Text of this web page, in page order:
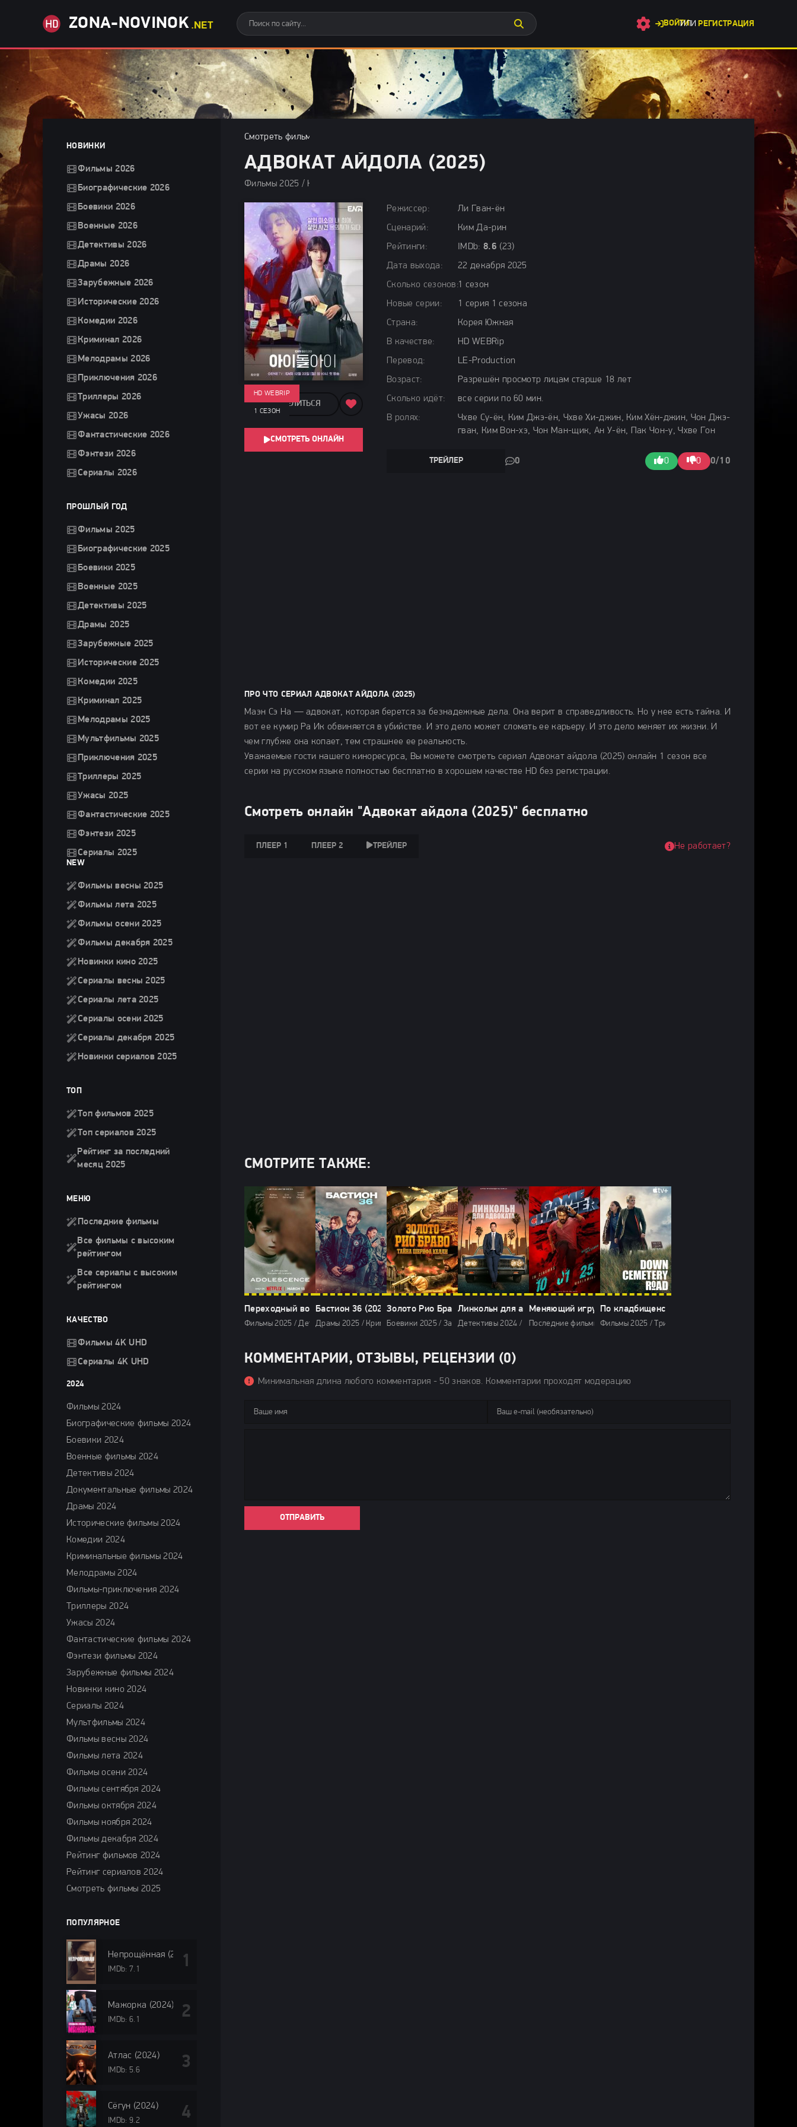
ZONA-NOVINOK .NET ВОЙТИ
ИЛИ РЕГИСТРАЦИЯ
Смотреть фильмы бесплатно
АДВОКАТ АЙДОЛА (2025)
Фильмы 2025 / Комедии 2025 / Криминальные фильмы 2025 / Мелодрамы 2025 / Сериалы 2025 / Новинки сериалов 2025 / Фильмы
Режиссер:
Ли Гван-ён
Сценарий:
Ким Да-рин
Рейтинги:
IMDb: 8.6 (23)
Дата выхода:
22 декабря 2025
Сколько сезонов:1 сезон
Новые серии:
1 серия 1 сезона
Страна:
Корея Южная
В качестве:
HD WEBRip
Перевод:
LE-Production
Возраст:
Разрешён просмотр лицам старше 18 лет
Сколько идёт:
все серии по 60 мин.
В ролях:
Чхве Су-ён, Ким Джэ-ён, Чхве Хи-джин, Ким Хён-джин, Чон Джэ-
гван, Ким Вон-хэ, Чон Ман-щик, Ан У-ён, Пак Чон-у, Чхве Гон
ТРЕЙЛЕР 0 0 0 0/10
HD WEBRIP
1 СЕЗОН
ПОДЕЛИТЬСЯ
СМОТРЕТЬ ОНЛАЙН
ПРО ЧТО СЕРИАЛ АДВОКАТ АЙДОЛА (2025)
Маэн Сэ На — адвокат, которая берется за безнадежные дела. Она верит в справедливость. Но у нее есть тайна. И
вот ее кумир Ра Ик обвиняется в убийстве. И это дело может сломать ее карьеру. И это дело меняет их жизни. И
чем глубже она копает, тем страшнее ее реальность.
Уважаемые гости нашего киноресурса, Вы можете смотреть сериал Адвокат айдола (2025) онлайн 1 сезон все
серии на русском языке полностью бесплатно в хорошем качестве HD без регистрации.
Смотреть онлайн "Адвокат айдола (2025)" бесплатно
ПЛЕЕР 1 ПЛЕЕР 2 ТРЕЙЛЕР Не работает?
СМОТРИТЕ ТАКЖЕ:
Переходный возраст (2025)
Фильмы 2025 / Детективы 2025 / Драмы 2025 / Триллеры 2025 / Сериалы 2025 / Сериалы 4K UHD / Сериалы весны 2025 / Новинки сериалов 2025 /
Бастион 36 (2025)
Драмы 2025 / Криминальные фильмы 2025 / Триллеры 2025 / Зарубежные фильмы 2025 / Последние фильмы / Фильмы 2025 /
Золото Рио Браво: Тайна шерифа Келли (2025)
Боевики 2025 / Зарубежные фильмы 2025 / Последние фильмы / Фильмы 2025 / Новинки кино 2025 / Фильмы
Линкольн для адвоката (2022-2026)
Детективы 2024 / Драмы 2024 / Криминальные фильмы 2024 / Триллеры 2024 / Сериалы
Меняющий игру (2025)
Последние фильмы / Фильмы 2025 / Боевики 2025 / Драмы 2025 /
По кладбищенской дороге (2025)
Фильмы 2025 / Триллеры 2025 / Сериалы 2025 /
КОММЕНТАРИИ, ОТЗЫВЫ, РЕЦЕНЗИИ (0)
Минимальная длина любого комментария - 50 знаков. Комментарии проходят модерацию
ОТПРАВИТЬ
НОВИНКИ
Фильмы 2026
Биографические 2026
Боевики 2026
Военные 2026
Детективы 2026
Драмы 2026
Зарубежные 2026
Исторические 2026
Комедии 2026
Криминал 2026
Мелодрамы 2026
Приключения 2026
Триллеры 2026
Ужасы 2026
Фантастические 2026
Фэнтези 2026
Сериалы 2026
ПРОШЛЫЙ ГОД
Фильмы 2025
Биографические 2025
Боевики 2025
Военные 2025
Детективы 2025
Драмы 2025
Зарубежные 2025
Исторические 2025
Комедии 2025
Криминал 2025
Мелодрамы 2025
Мультфильмы 2025
Приключения 2025
Триллеры 2025
Ужасы 2025
Фантастические 2025
Фэнтези 2025
Сериалы 2025
NEW
Фильмы весны 2025
Фильмы лета 2025
Фильмы осени 2025
Фильмы декабря 2025
Новинки кино 2025
Сериалы весны 2025
Сериалы лета 2025
Сериалы осени 2025
Сериалы декабря 2025
Новинки сериалов 2025
ТОП
Топ фильмов 2025
Топ сериалов 2025
Рейтинг за последний
месяц 2025
МЕНЮ
Последние фильмы
Все фильмы с высоким
рейтингом
Все сериалы с высоким
рейтингом
КАЧЕСТВО
Фильмы 4K UHD
Сериалы 4K UHD
2024
Фильмы 2024
Биографические фильмы 2024
Боевики 2024
Военные фильмы 2024
Детективы 2024
Документальные фильмы 2024
Драмы 2024
Исторические фильмы 2024
Комедии 2024
Криминальные фильмы 2024
Мелодрамы 2024
Фильмы-приключения 2024
Триллеры 2024
Ужасы 2024
Фантастические фильмы 2024
Фэнтези фильмы 2024
Зарубежные фильмы 2024
Новинки кино 2024
Сериалы 2024
Мультфильмы 2024
Фильмы весны 2024
Фильмы лета 2024
Фильмы осени 2024
Фильмы сентября 2024
Фильмы октября 2024
Фильмы ноября 2024
Фильмы декабря 2024
Рейтинг фильмов 2024
Рейтинг сериалов 2024
Смотреть фильмы 2025
ПОПУЛЯРНОЕ
Непрощённая (2024)
IMDb: 7.1
Мажорка (2024)
IMDb: 6.1
Атлас (2024)
IMDb: 5.6
Сёгун (2024)
IMDb: 9.2